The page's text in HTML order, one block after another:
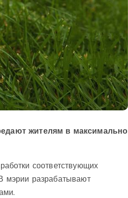
жителям в максимально
соответствующих
мэрии разрабатывают